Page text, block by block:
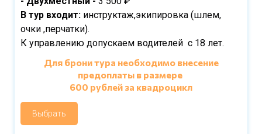
В тур входит: инструктаж,экипировка (шлем,
очки ,перчатки).
К управлению допускаем водителей с 18 лет.
Для брони тура необходимо внесение
предоплаты в размере
600 рублей за квадроцикл
Выбрать